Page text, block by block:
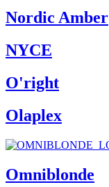
Nordic Amber
NYCE
O'right
Olaplex
Omniblonde